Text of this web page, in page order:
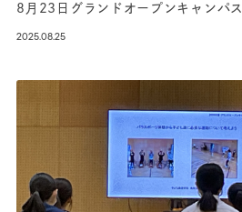
8月23日グランドオープンキャンパス
2025.08.25